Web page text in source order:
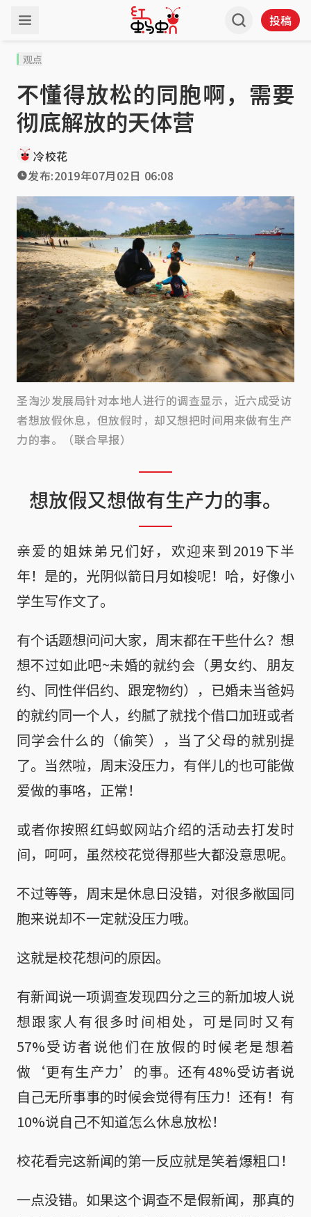
投稿
观点
不懂得放松的同胞啊，需要
彻底解放的天体营
冷校花
发布:2019年07月02日 06:08
圣淘沙发展局针对本地人进行的调查显示，近六成受访
者想放假休息，但放假时，却又想把时间用来做有生产
力的事。（联合早报）
想放假又想做有生产力的事。
亲爱的姐妹弟兄们好，欢迎来到2019下半
年！是的，光阴似箭日月如梭呢！哈，好像小
学生写作文了。
有个话题想问问大家，周末都在干些什么？想
想不过如此吧~未婚的就约会（男女约、朋友
约、同性伴侣约、跟宠物约），已婚未当爸妈
的就约同一个人，约腻了就找个借口加班或者
同学会什么的（偷笑），当了父母的就别提
了。当然啦，周末没压力，有伴儿的也可能做
爱做的事咯，正常！
或者你按照红蚂蚁网站介绍的活动去打发时
间，呵呵，虽然校花觉得那些大都没意思呢。
不过等等，周末是休息日没错，对很多敝国同
胞来说却不一定就没压力哦。
这就是校花想问的原因。
有新闻说一项调查发现四分之三的新加坡人说
想跟家人有很多时间相处，可是同时又有
57%受访者说他们在放假的时候老是想着
做‘更有生产力’的事。还有48%受访者说
自己无所事事的时候会觉得有压力！还有！有
10%说自己不知道怎么休息放松！
校花看完这新闻的第一反应就是笑着爆粗口！
一点没错。如果这个调查不是假新闻，那真的